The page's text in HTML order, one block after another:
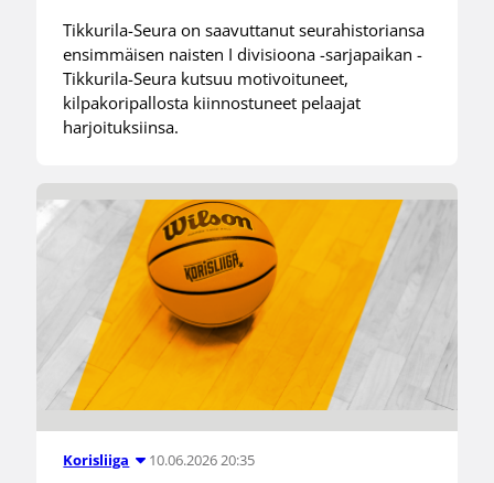
Tikkurila-Seura on saavuttanut seurahistoriansa
ensimmäisen naisten I divisioona -sarjapaikan -
Tikkurila-Seura kutsuu motivoituneet,
kilpakoripallosta kiinnostuneet pelaajat
harjoituksiinsa.
Korisliiga 10.06.2026 20:35